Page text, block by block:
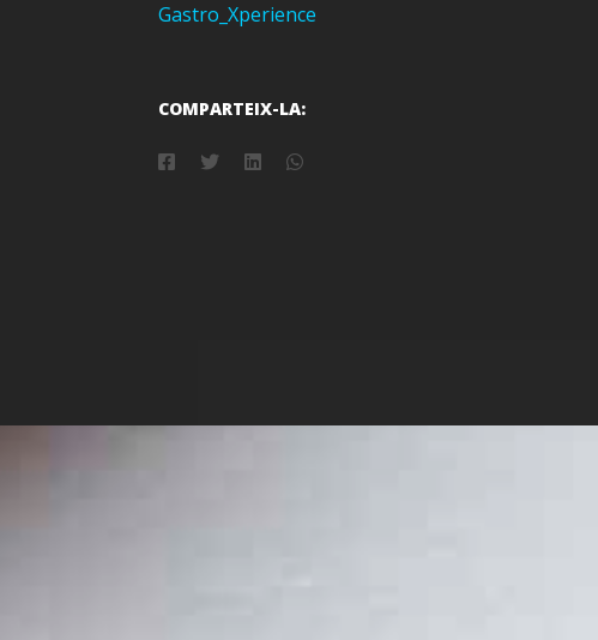
Gastro_Xperience
COMPARTEIX-LA: